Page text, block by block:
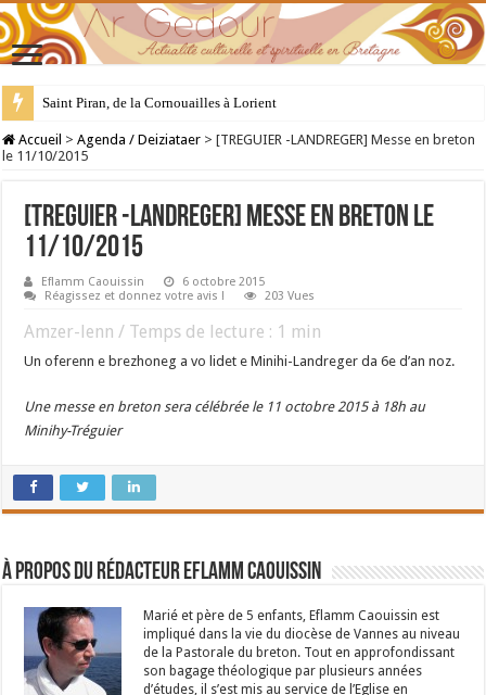
Saint Piran, de la Cornouailles à Lorient
28 juillet : Saint Samson de Dol, père de la Bretagne chrétienne
Accueil > Agenda / Deiziataer > [TREGUIER -LANDREGER] Messe en breton
le 11/10/2015
[TREGUIER -LANDREGER] Messe en breton le
11/10/2015
Eflamm Caouissin
6 octobre 2015
Réagissez et donnez votre avis !
203 Vues
Amzer-lenn / Temps de lecture : 1 min
Un oferenn e brezhoneg a vo lidet e Minihi-Landreger da 6e d’an noz.
Une messe en breton sera célébrée le 11 octobre 2015 à 18h au
Minihy-Tréguier
À propos du rédacteur Eflamm Caouissin
Marié et père de 5 enfants, Eflamm Caouissin est
impliqué dans la vie du diocèse de Vannes au niveau
de la Pastorale du breton. Tout en approfondissant
son bagage théologique par plusieurs années
d’études, il s’est mis au service de l’Eglise en